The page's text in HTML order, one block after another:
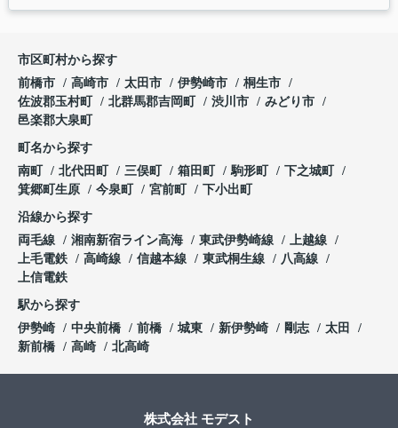
市区町村から探す
前橋市
高崎市 太田市 伊勢崎市
桐生市
佐波郡玉村町
北群馬郡吉岡町 渋川市
みどり市
邑楽郡大泉町
町名から探す
南町
北代田町 三俣町 箱田町 駒形町
下之城町
箕郷町生原
今泉町 宮前町 下小出町
沿線から探す
両毛線
湘南新宿ライン高海 東武伊勢崎線
上越線
上毛電鉄
高崎線 信越本線 東武桐生線
八高線
上信電鉄
駅から探す
伊勢崎
中央前橋 前橋 城東 新伊勢崎 剛志
太田
新前橋
高崎 北高崎
株式会社 モデスト